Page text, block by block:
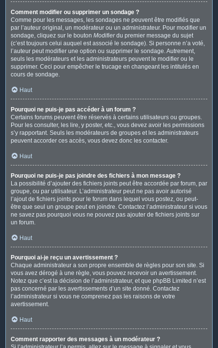
Comment modifier ou supprimer un sondage ?
Comme pour les messages, les sondages ne peuvent être modifiés que
par l’auteur original, un modérateur ou un administrateur. Pour modifier un
sondage, cliquez sur le bouton Modifierdu premier message du sujet
(c’est toujours celui auquel est associé le sondage). Si personne n’a voté,
l’auteur peut modifier une option ou supprimer le sondage. Autrement,
seuls les modérateurs et les administrateurs peuvent le modifier ou le
supprimer. Ceci pour empêcher le trucage en changeant les intitulés en
cours de sondage.
Haut
Pourquoi ne puis-je pas accéder à un forum ?
Certains forums peuvent être réservés à certains utilisateurs ou groupes.
Pour les consulter, les lire, y poster, etc., vous devez avoir les permissions
s’y rapportant. Seuls les modérateurs de groupes et les administrateurs
peuvent accorder ces accès, vous devez donc les contacter.
Haut
Pourquoi ne puis-je pas joindre des fichiers à mon message ?
La possibilité d’ajouter des fichiers joints peut être accordée par forum, par
groupe, ou par utilisateur. L’administrateur peut ne pas avoir autorisé
l’ajout de fichiers joints pour le forum dans lequel vous postez, ou peut-
être que seul un groupe peut en joindre. Contactez l’administrateur si vous
ne savez pas pourquoi vous ne pouvez pas ajouter de fichiers joints sur
un forum.
Haut
Pourquoi ai-je reçu un avertissement ?
Chaque administrateur a son propre ensemble de règles pour son site. Si
vous avez dérogé à une règle, vous pouvez recevoir un avertissement.
Notez que c’est la décision de l’administrateur, et que phpBB Limited n’est
pas concerné par les avertissements d’un site donné. Contactez
l’administrateur si vous ne comprenez pas les raisons de votre
avertissement.
Haut
Comment rapporter des messages à un modérateur ?